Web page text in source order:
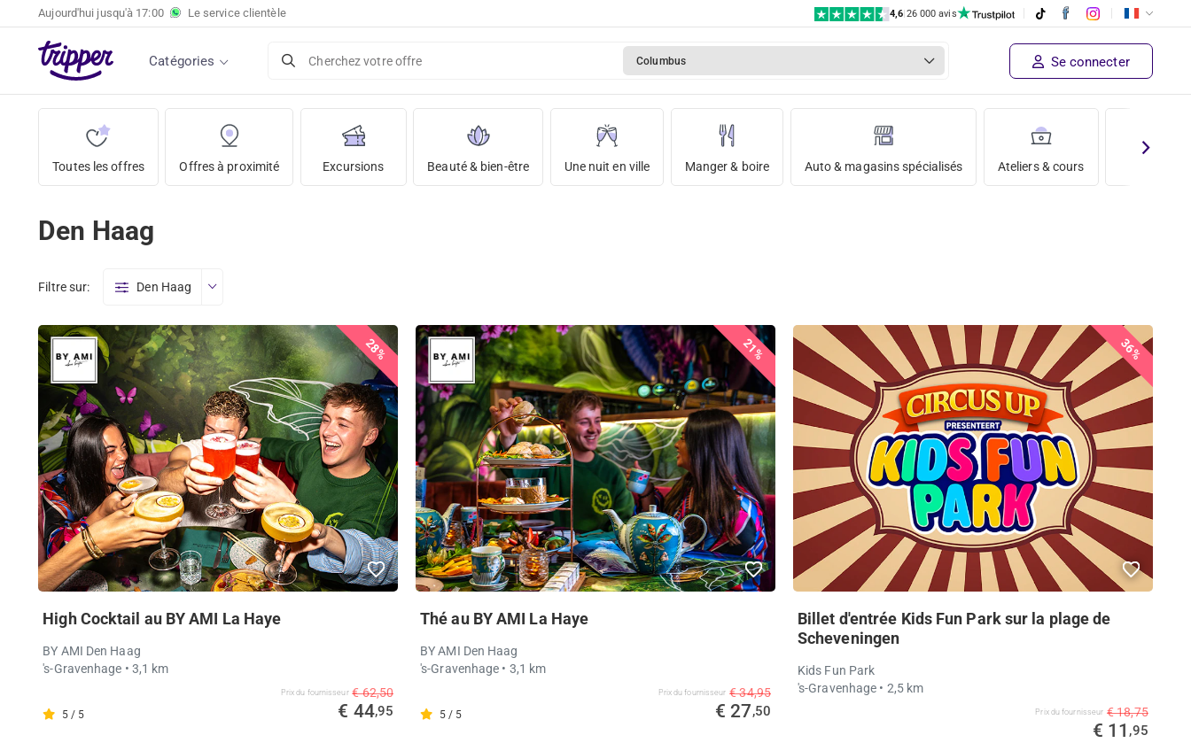
Aujourd'hui jusqu'à 17:00 Le service clientèle 4,6|26 000 avis
Catégories Cherchez votre offre Columbus Se connecter
Toutes les offres Offres à proximité Excursions Beauté & bien-être Une nuit en ville Manger & boire Auto & magasins spécialisés Ateliers & cours
Den Haag
Filtre sur: Den Haag
28%
High Cocktail au BY AMI La Haye
BY AMI Den Haag
's-Gravenhage • 3,1 km
5 / 5
Prix ​​du fournisseur € 62,50
€ 44,95
21%
Thé au BY AMI La Haye
BY AMI Den Haag
's-Gravenhage • 3,1 km
5 / 5
Prix ​​du fournisseur € 34,95
€ 27,50
36%
Billet d'entrée Kids Fun Park sur la plage de
Scheveningen
Kids Fun Park
's-Gravenhage • 2,5 km
Prix ​​du fournisseur € 18,75
€ 11,95